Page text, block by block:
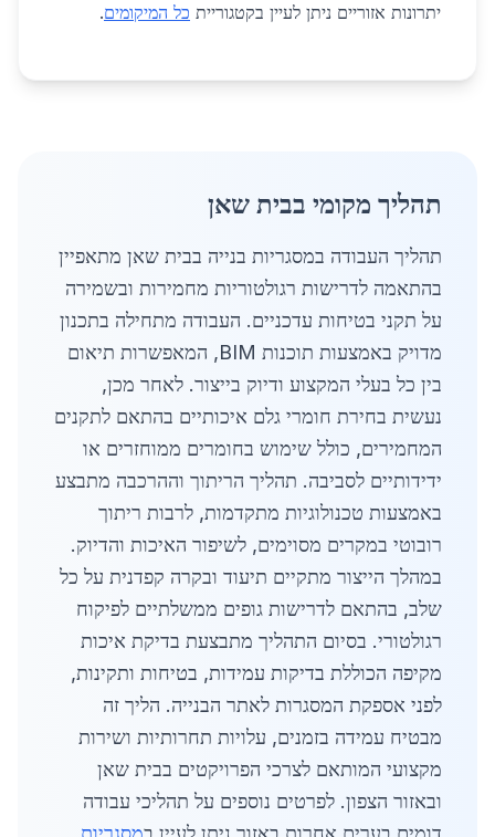
יתרונות אזוריים ניתן לעיין בקטגוריית כל המיקומים.
תהליך מקומי בבית שאן
תהליך העבודה במסגריות בנייה בבית שאן מתאפיין
בהתאמה לדרישות רגולטוריות מחמירות ובשמירה
על תקני בטיחות עדכניים. העבודה מתחילה בתכנון
מדויק באמצעות תוכנות BIM, המאפשרות תיאום
בין כל בעלי המקצוע ודיוק בייצור. לאחר מכן,
נעשית בחירת חומרי גלם איכותיים בהתאם לתקנים
המחמירים, כולל שימוש בחומרים ממוחזרים או
ידידותיים לסביבה. תהליך הריתוך וההרכבה מתבצע
באמצעות טכנולוגיות מתקדמות, לרבות ריתוך
רובוטי במקרים מסוימים, לשיפור האיכות והדיוק.
במהלך הייצור מתקיים תיעוד ובקרה קפדנית על כל
שלב, בהתאם לדרישות גופים ממשלתיים לפיקוח
רגולטורי. בסיום התהליך מתבצעת בדיקת איכות
מקיפה הכוללת בדיקות עמידות, בטיחות ותקינות,
לפני אספקת המסגרות לאתר הבנייה. הליך זה
מבטיח עמידה בזמנים, עלויות תחרותיות ושירות
מקצועי המותאם לצרכי הפרויקטים בבית שאן
ובאזור הצפון. לפרטים נוספים על תהליכי עבודה